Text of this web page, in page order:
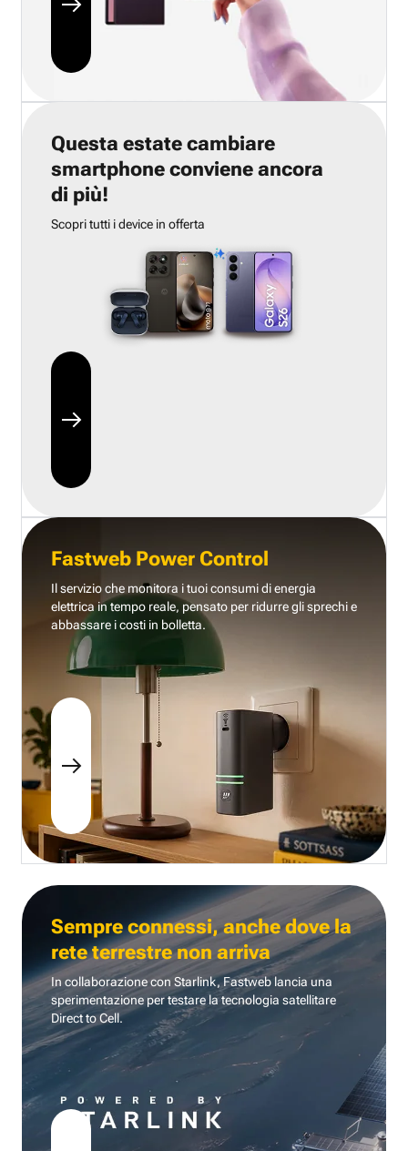
Questa estate cambiare
smartphone conviene ancora
di più!
Scopri tutti i device in offerta
Fastweb Power Control
Il servizio che monitora i tuoi consumi di energia
elettrica in tempo reale, pensato per ridurre gli sprechi e
abbassare i costi in bolletta.
Sempre connessi, anche dove la
rete terrestre non arriva
In collaborazione con Starlink, Fastweb lancia una
sperimentazione per testare la tecnologia satellitare
Direct to Cell.